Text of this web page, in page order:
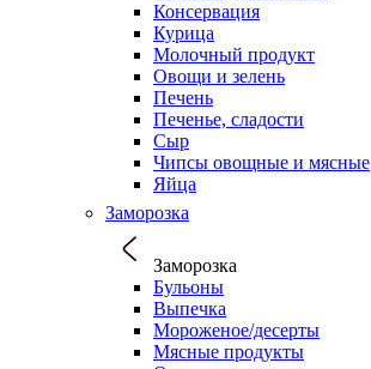
Консервация
Курица
Молочный продукт
Овощи и зелень
Печень
Печенье, сладости
Сыр
Чипсы овощные и мясные
Яйца
Заморозка
Заморозка
Бульоны
Выпечка
Мороженое/десерты
Мясные продукты